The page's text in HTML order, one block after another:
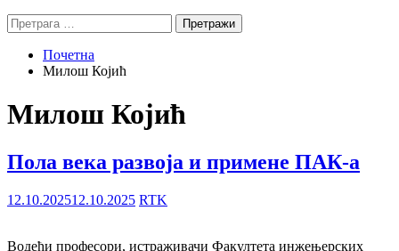
Претрага
за:
Почетна
Милош Којић
Милош Којић
Пола века развоја и примене ПАК-а
12.10.202512.10.2025 RTK
Водећи професори, истраживачи Факултета инжењерских